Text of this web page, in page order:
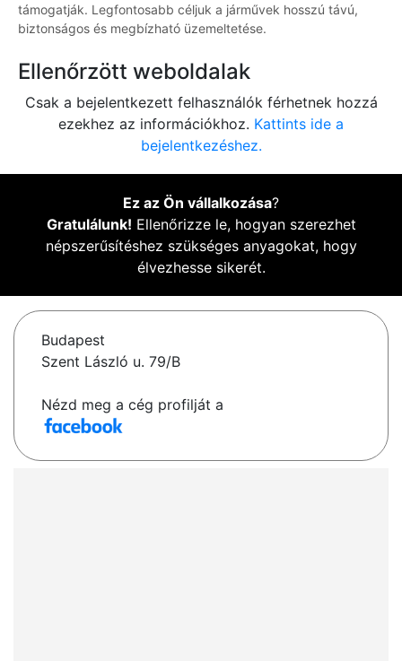
támogatják. Legfontosabb céljuk a járművek hosszú távú,
biztonságos és megbízható üzemeltetése.
Ellenőrzött weboldalak
Csak a bejelentkezett felhasználók férhetnek hozzá
ezekhez az információkhoz. Kattints ide a
bejelentkezéshez.
Ez az Ön vállalkozása?
Gratulálunk! Ellenőrizze le, hogyan szerezhet
népszerűsítéshez szükséges anyagokat, hogy
élvezhesse sikerét.
Budapest
Szent László u. 79/B
Nézd meg a cég profilját a